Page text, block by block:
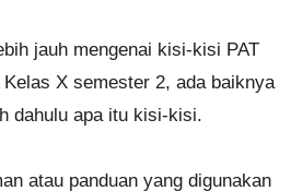
jauh mengenai kisi-kisi PAT
X semester 2, ada baiknya
dahulu apa itu kisi-kisi.
atau panduan yang digunakan